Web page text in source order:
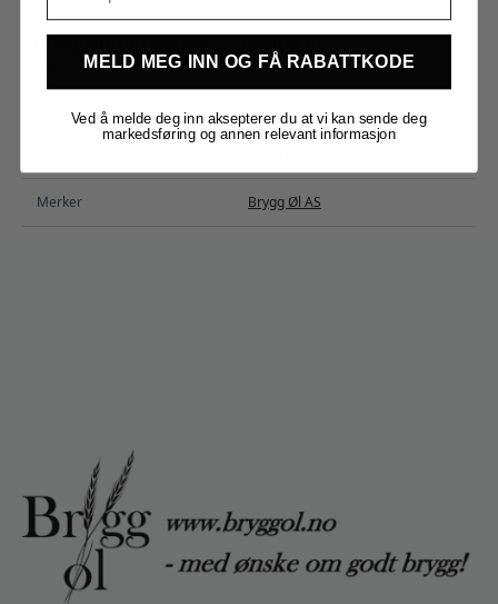
Tilleggsinformasjon Omtaler (0)
Tilleggsinformasjon
Merker Brygg Øl AS
MELD MEG INN OG FÅ RABATTKODE
Ved å melde deg inn aksepterer du at vi kan sende deg
markedsføring og annen relevant informasjon